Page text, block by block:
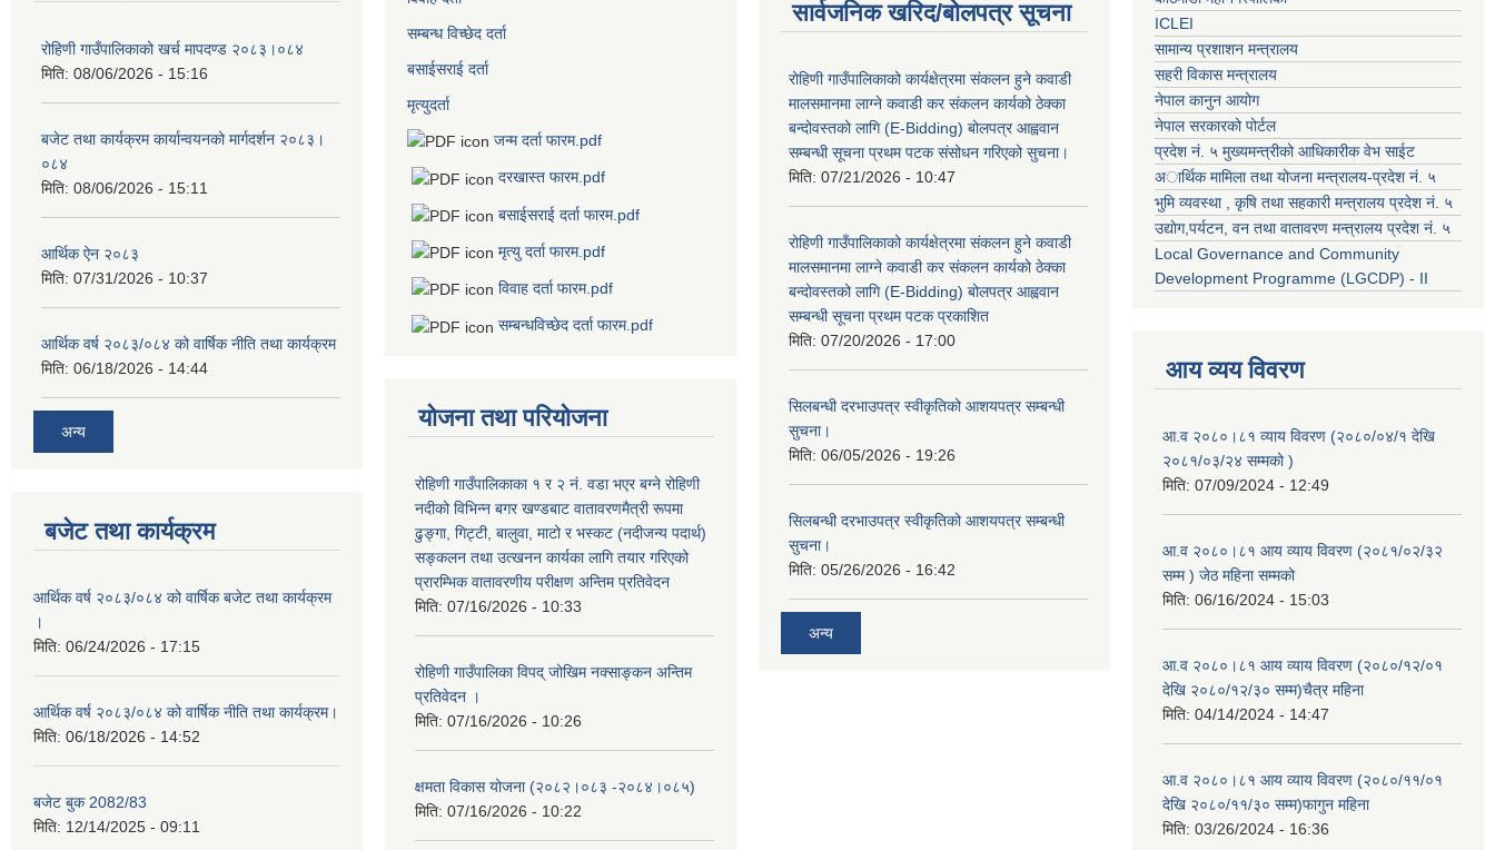
रोहिणी गाउँपालिकाको खर्च मापदण्ड २०८३।०८४
मिति: 08/06/2026 - 15:16
बजेट तथा कार्यक्रम कार्यान्वयनको मार्गदर्शन २०८३।
०८४
मिति: 08/06/2026 - 15:11
आर्थिक ऐन २०८३
मिति: 07/31/2026 - 10:37
आर्थिक वर्ष २०८३/०८४ को वार्षिक नीति तथा कार्यक्रम
मिति: 06/18/2026 - 14:44
अन्य
बजेट तथा कार्यक्रम
आर्थिक वर्ष २०८३/०८४ को वार्षिक बजेट तथा कार्यक्रम
।
मिति: 06/24/2026 - 17:15
आर्थिक वर्ष २०८३/०८४ को वार्षिक नीति तथा कार्यक्रम।
मिति: 06/18/2026 - 14:52
बजेट बुक 2082/83
मिति: 12/14/2025 - 09:11
सम्बन्ध विच्छेद दर्ता
बसाईसराई दर्ता
मृत्युदर्ता
जन्म दर्ता फारम.pdf
दरखास्त फारम.pdf
बसाईसराई दर्ता फारम.pdf
मृत्यु दर्ता फारम.pdf
विवाह दर्ता फारम.pdf
सम्बन्धविच्छेद दर्ता फारम.pdf
योजना तथा परियोजना
रोहिणी गाउँपालिकाका १ र २ नं. वडा भएर बग्ने रोहिणी
नदीको विभिन्न बगर खण्डबाट वातावरणमैत्री रूपमा
ढुङ्गा, गिट्टी, बालुवा, माटो र भस्कट (नदीजन्य पदार्थ)
सङ्कलन तथा उत्खनन कार्यका लागि तयार गरिएको
प्रारम्भिक वातावरणीय परीक्षण अन्तिम प्रतिवेदन
मिति: 07/16/2026 - 10:33
रोहिणी गाउँपालिका विपद् जोखिम नक्साङ्कन अन्तिम
प्रतिवेदन ।
मिति: 07/16/2026 - 10:26
क्षमता विकास योजना (२०८२।०८३‍ -२०८४।०८५)
मिति: 07/16/2026 - 10:22
सार्वजनिक खरिद/बोलपत्र सूचना
रोहिणी गाउँपालिकाको कार्यक्षेत्रमा संकलन हुने कवाडी
मालसमानमा लाग्ने कवाडी कर संकलन कार्यको ठेक्का
बन्दोवस्तको लागि (E-Bidding) बोलपत्र आह्ववान
सम्बन्धी सूचना प्रथम पटक संसोधन गरिएको सुचना।
मिति: 07/21/2026 - 10:47
रोहिणी गाउँपालिकाको कार्यक्षेत्रमा संकलन हुने कवाडी
मालसमानमा लाग्ने कवाडी कर संकलन कार्यको ठेक्का
बन्दोवस्तको लागि (E-Bidding) बोलपत्र आह्ववान
सम्बन्धी सूचना प्रथम पटक प्रकाशित
मिति: 07/20/2026 - 17:00
सिलबन्धी दरभाउपत्र स्वीकृतिको आशयपत्र सम्बन्धी
सुचना।
मिति: 06/05/2026 - 19:26
सिलबन्धी दरभाउपत्र स्वीकृतिको आशयपत्र सम्बन्धी
सुचना।
मिति: 05/26/2026 - 16:42
अन्य
ICLEI
सामान्य प्रशाशन मन्त्रालय
सहरी विकास मन्त्रालय
नेपाल कानुन आयोग
नेपाल सरकारको पोर्टल
प्रदेश नं. ५ मुख्यमन्त्रीको आधिकारीक वेभ साईट
अार्थिक मामिला तथा योजना मन्त्रालय-प्रदेश नं. ५
भुमि व्यवस्था , कृषि तथा सहकारी मन्त्रालय प्रदेश नं. ५
उद्याेग,पर्यटन, वन तथा वातावरण मन्त्रालय प्रदेश नं. ५
Local Governance and Community
Development Programme (LGCDP) - II
आय व्यय विवरण
आ.व २०८०।८१ व्याय विवरण (२०८०/०४/१ देखि
२०८१/०३/२४ सम्मको )
मिति: 07/09/2024 - 12:49
आ.व २०८०।८१ आय व्याय विवरण (२०८१/०२/३२
सम्म ) जेठ महिना सम्मको
मिति: 06/16/2024 - 15:03
आ.व २०८०।८१ आय व्याय विवरण (२०८०/१२/०१
देखि २०८०/१२/३० सम्म)चैत्र महिना
मिति: 04/14/2024 - 14:47
आ.व २०८०।८१ आय व्याय विवरण (२०८०/११/०१
देखि २०८०/११/३० सम्म)फागुन महिना
मिति: 03/26/2024 - 16:36